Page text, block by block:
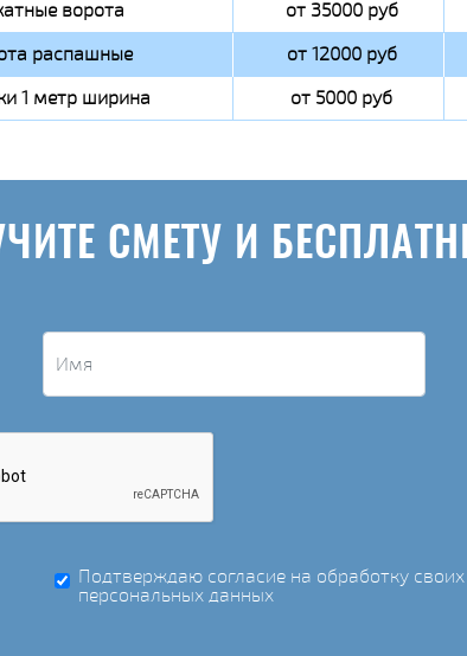
ворота от 35000 руб
распашные
от 12000 руб
1 метр ширина
от 5000 руб
СМЕТУ И
Подтверждаю согласие на обработку своих
персональных данных